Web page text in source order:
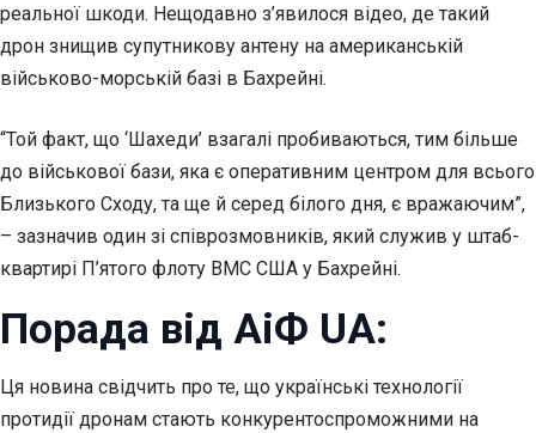
реальної шкоди. Нещодавно з’явилося відео, де такий
дрон знищив супутникову антену на американській
військово-морській базі в Бахрейні.
“Той факт, що ‘Шахеди’ взагалі пробиваються, тим більше
до військової бази, яка є оперативним центром для всього
Близького Сходу, та ще й серед білого дня, є вражаючим”,
– зазначив один зі співрозмовників, який служив у штаб-
квартирі П’ятого флоту ВМС США у Бахрейні.
Порада від АіФ UA:
Ця новина свідчить про те, що українські технології
протидії дронам стають конкурентоспроможними на